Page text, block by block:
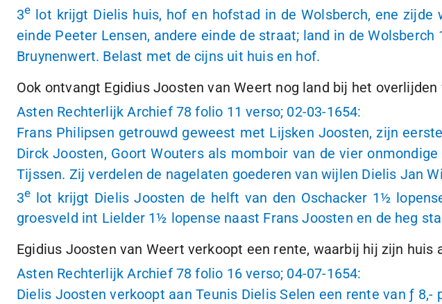
3e lot krijgt Dielis huis, hof en hofstad in de Wolsberch, ene zijde
einde Peeter Lensen, andere einde de straat; land in de Wolsberch
Bruynenwert. Belast met de cijns uit huis en hof.
Ook ontvangt Egidius Joosten van Weert nog land bij het overlijden
Asten Rechterlijk Archief 78 folio 11 verso; 02-03-1654:
Frans Philipsen getrouwd geweest met Lijsken Joosten, zijn
Dirck Joosten, Goort Wouters als momboir van de vier
Tijssen. Zij verdelen de nagelaten goederen van wijlen Dielis Jan
3e lot krijgt Dielis Joosten de helft van den Oschacker 1½
groesveld int Lielder 1½ lopense naast Frans Joosten en de heg
Egidius Joosten van Weert verkoopt een rente, waarbij hij zijn huis
Asten Rechterlijk Archief 78 folio 16 verso; 04-07-1654:
Dielis Joosten verkoopt aan Teunis Dielis Selen een rente vanƒ 8,-